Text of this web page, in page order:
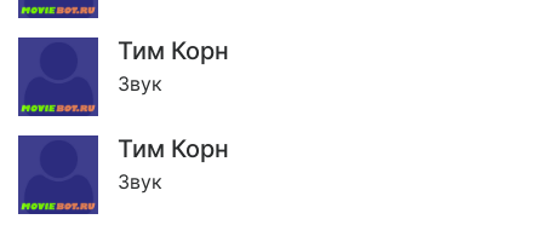
Тим Корн
Звук
Тим Корн
Звук